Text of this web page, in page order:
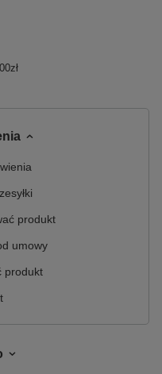
produkt
umowy
produkt